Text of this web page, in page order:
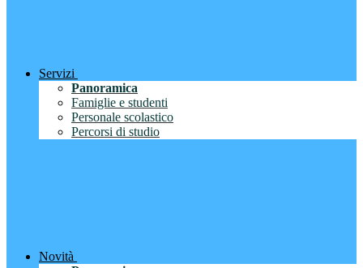
Servizi
Panoramica
Famiglie e studenti
Personale scolastico
Percorsi di studio
Novità